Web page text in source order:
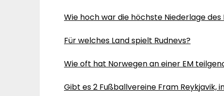
Wie hoch war die höchste Niederlage
Für welches Land spielt Rudnevs?
Wie oft hat Norwegen an einer EM
Gibt es 2 Fußballvereine Fram Reykjavik,